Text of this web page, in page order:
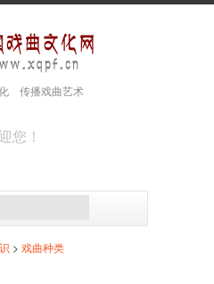
传播戏曲艺术
您！
> 戏曲种类